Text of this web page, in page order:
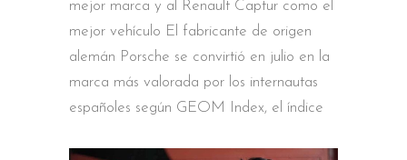
mejor marca y al Renault Captur como el
mejor vehículo El fabricante de origen
alemán Porsche se convirtió en julio en la
marca más valorada por los internautas
españoles según GEOM Index, el índice